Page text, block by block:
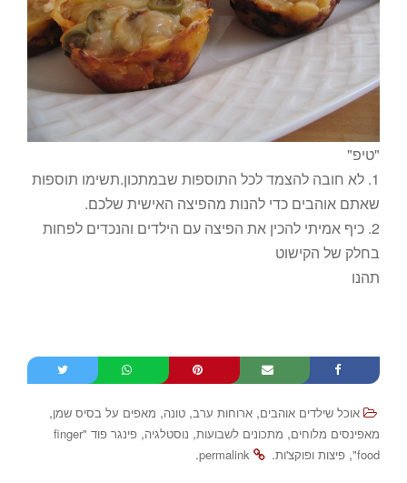
"טיפ"
1. לא חובה להצמד לכל התוספות שבמתכון.תשימו תוספות
שאתם אוהבים כדי להנות מהפיצה האישית שלכם.
2. כיף אמיתי להכין את הפיצה עם הילדים והנכדים לפחות
בחלק של הקישוט
תהנו
אוכל שילדים אוהבים, ארוחות ערב, טונה, מאפים על בסיס שמן,
מאפינסים מלוחים, מתכונים לשבועות, נוסטלגיה,
פינגר פוד "finger
food"
, פיצות ופוקצ'ות.
permalink
.